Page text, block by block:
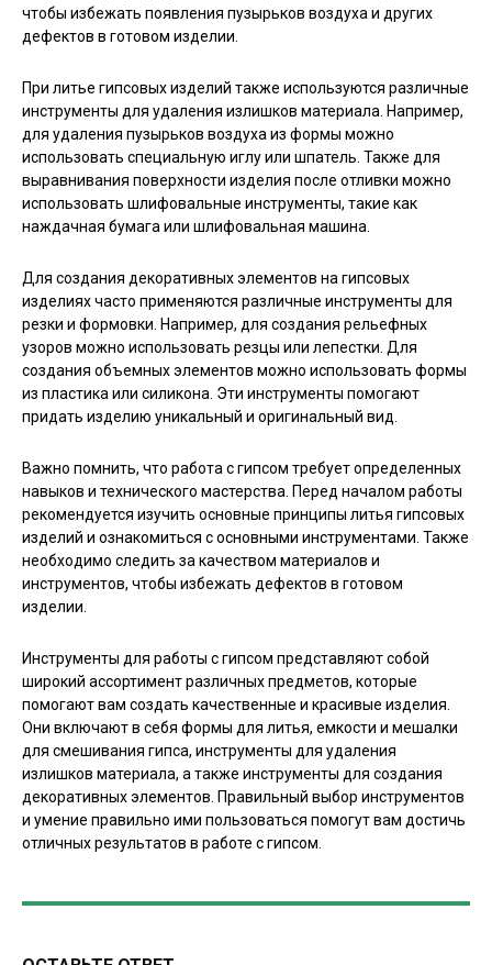
чтобы избежать появления пузырьков воздуха и других
дефектов в готовом изделии.
При литье гипсовых изделий также используются различные
инструменты для удаления излишков материала. Например,
для удаления пузырьков воздуха из формы можно
использовать специальную иглу или шпатель. Также для
выравнивания поверхности изделия после отливки можно
использовать шлифовальные инструменты, такие как
наждачная бумага или шлифовальная машина.
Для создания декоративных элементов на гипсовых
изделиях часто применяются различные инструменты для
резки и формовки. Например, для создания рельефных
узоров можно использовать резцы или лепестки. Для
создания объемных элементов можно использовать формы
из пластика или силикона. Эти инструменты помогают
придать изделию уникальный и оригинальный вид.
Важно помнить, что работа с гипсом требует определенных
навыков и технического мастерства. Перед началом работы
рекомендуется изучить основные принципы литья гипсовых
изделий и ознакомиться с основными инструментами. Также
необходимо следить за качеством материалов и
инструментов, чтобы избежать дефектов в готовом
изделии.
Инструменты для работы с гипсом представляют собой
широкий ассортимент различных предметов, которые
помогают вам создать качественные и красивые изделия.
Они включают в себя формы для литья, емкости и мешалки
для смешивания гипса, инструменты для удаления
излишков материала, а также инструменты для создания
декоративных элементов. Правильный выбор инструментов
и умение правильно ими пользоваться помогут вам достичь
отличных результатов в работе с гипсом.